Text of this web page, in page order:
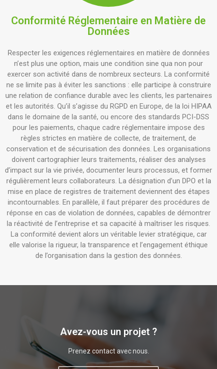
Conformité Réglementaire en Matière de
Données
Respecter les exigences réglementaires en matière de données
n’est plus une option, mais une condition sine qua non pour
exercer son activité dans de nombreux secteurs. La conformité
ne se limite pas à éviter les sanctions : elle participe à construire
une relation de confiance durable avec les clients, les partenaires
et les autorités. Qu’il s’agisse du RGPD en Europe, de la loi HIPAA
dans le domaine de la santé, ou encore des standards PCI-DSS
pour les paiements, chaque cadre réglementaire impose des
règles strictes en matière de collecte, de traitement, de
conservation et de sécurisation des données. Les organisations
doivent cartographier leurs traitements, réaliser des analyses
d’impact sur la vie privée, documenter leurs processus, et former
régulièrement leurs collaborateurs. La désignation d’un DPO et la
mise en place de registres de traitement deviennent des étapes
incontournables. En parallèle, il faut préparer des procédures de
réponse en cas de violation de données, capables de démontrer
la réactivité de l’entreprise et sa capacité à maîtriser les risques.
La conformité devient alors un véritable levier stratégique, car
elle valorise la rigueur, la transparence et l’engagement éthique
de l’organisation dans la gestion des données.
Avez-vous un projet ?
Prenez contact avec nous.